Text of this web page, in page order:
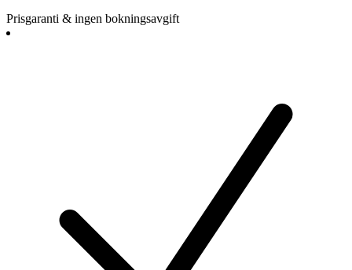
Prisgaranti & ingen bokningsavgift